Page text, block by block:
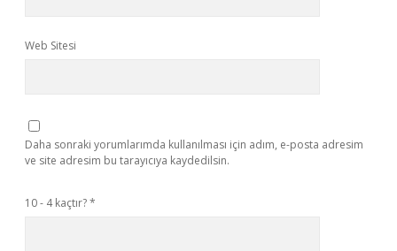
Web Sitesi
Daha sonraki yorumlarımda kullanılması için adım, e-posta adresim
ve site adresim bu tarayıcıya kaydedilsin.
10 - 4 kaçtır?*